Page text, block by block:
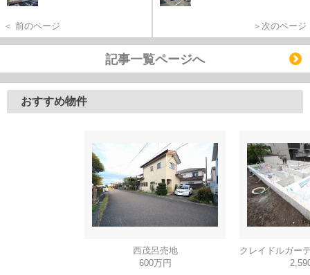
＜ 前のページ ＞次のページ
記事一覧ページへ
おすすめ物件
西茂呂売地
600万円